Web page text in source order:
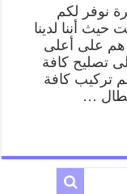
مغلقة
نوفر لكم
أننا لدينا
هم على أعلى
تصليح كافة
تركيب كافة
…